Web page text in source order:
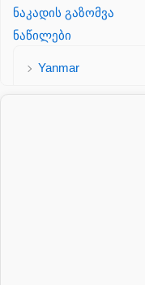
ნაკადის გაზომვა
ნაწილები
Yanmar